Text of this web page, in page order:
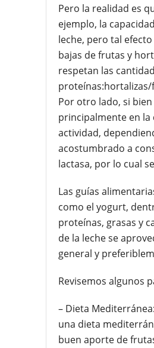
Pero la realidad es
ejemplo, la
leche, pero tal
bajas de frutas y
respetan las
Por otro lado, si
principalmente en la
actividad,
acostumbrado a
lactasa, por lo cual
Las guías
como el yogurt,
proteínas, grasas y
de la leche se
general y
Revisemos algunos
– Dieta
una dieta
buen aporte de